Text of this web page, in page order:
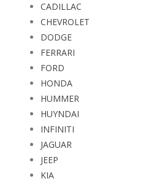
CADILLAC
CHEVROLET
DODGE
FERRARI
FORD
HONDA
HUMMER
HUYNDAI
INFINITI
JAGUAR
JEEP
KIA